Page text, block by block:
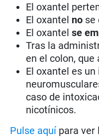
El oxantel
El oxantel no se
El oxantelse
Tras la
en el colon,
El oxantel es
caso de
nicotínicos.
Pulse aquípara ver